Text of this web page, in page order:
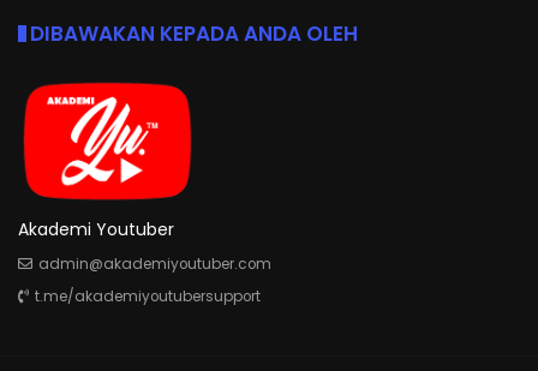
DIBAWAKAN KEPADA ANDA OLEH
Akademi Youtuber
admin@akademiyoutuber.com
t.me/akademiyoutubersupport